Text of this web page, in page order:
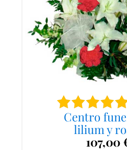
Centro
lilium y
107,00